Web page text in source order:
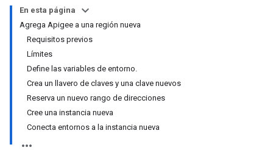
En esta página
Agrega Apigee a una región nueva
Requisitos previos
Límites
Define las variables de entorno.
Crea un llavero de claves y una clave nuevos
Reserva un nuevo rango de direcciones
Cree una instancia nueva
Conecta entornos a la instancia nueva